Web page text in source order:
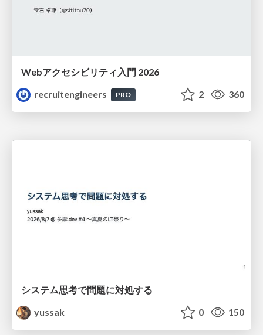
Webアクセシビリティ入門 2026
recruitengineers
PRO 2 360
システム思考で問題に対処する
yussak
0 150